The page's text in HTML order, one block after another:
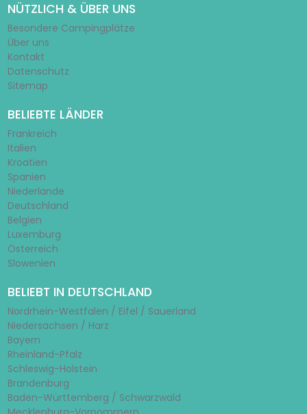
NÜTZLICH & ÜBER UNS
Besondere Campingplätze
Über uns
Kontakt
Datenschutz
Sitemap
BELIEBTE LÄNDER
Frankreich
Italien
Kroatien
Spanien
Niederlande
Deutschland
Belgien
Luxemburg
Österreich
Slowenien
BELIEBT IN DEUTSCHLAND
Nordrhein-Westfalen / Eifel / Sauerland
Niedersachsen / Harz
Bayern
Rheinland-Pfalz
Schleswig-Holstein
Brandenburg
Baden-Württemberg / Schwarzwald